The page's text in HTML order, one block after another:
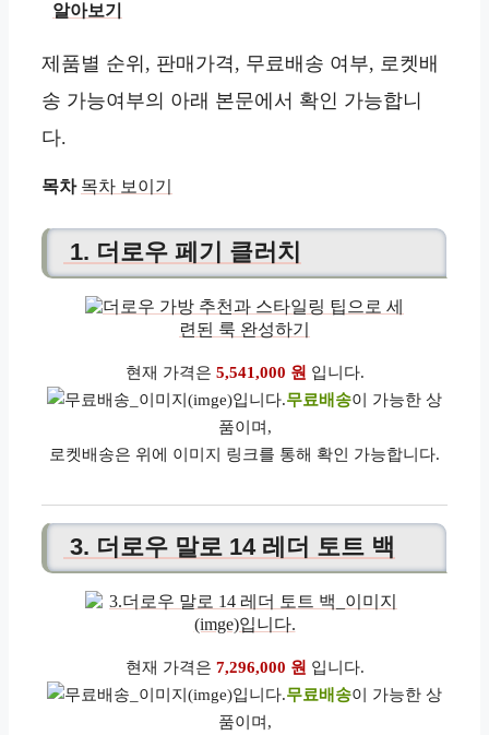
알아보기
제품별 순위, 판매가격, 무료배송 여부, 로켓배
송 가능여부의 아래 본문에서 확인 가능합니
다.
목차 목차 보이기
1. 더로우 페기 클러치
현재 가격은 5,541,000 원 입니다.
무료배송이 가능한 상
품이며,
로켓배송은 위에 이미지 링크를 통해 확인 가능합니다.
3. 더로우 말로 14 레더 토트 백
현재 가격은 7,296,000 원 입니다.
무료배송이 가능한 상
품이며,